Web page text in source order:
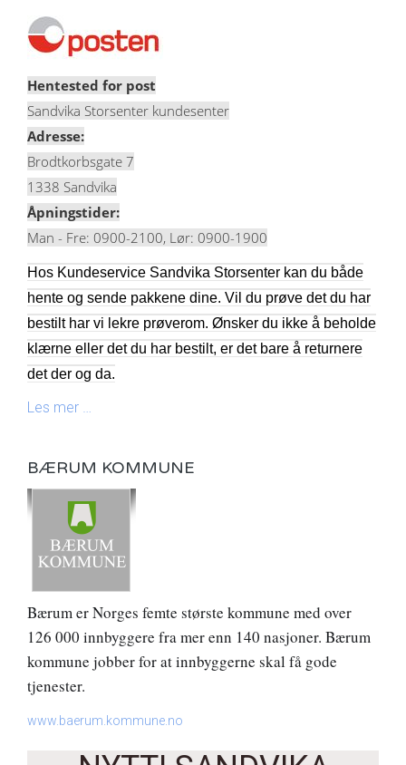
Hentested for post
Sandvika Storsenter kundesenter
Adresse:
Brodtkorbsgate 7
1338 Sandvika
Åpningstider:
Man - Fre: 0900-2100, Lør: 0900-1900
Hos Kundeservice Sandvika Storsenter kan du både
hente og sende pakkene dine. Vil du prøve det du har
bestilt har vi lekre prøverom. Ønsker du ikke å beholde
klærne eller det du har bestilt, er det bare å returnere
det der og da.
Les mer …
BÆRUM KOMMUNE
Bærum er Norges femte største kommune med over
126 000 innbyggere fra mer enn 140 nasjoner. Bærum
kommune jobber for at innbyggerne skal få gode
tjenester.
www.baerum.kommune.no